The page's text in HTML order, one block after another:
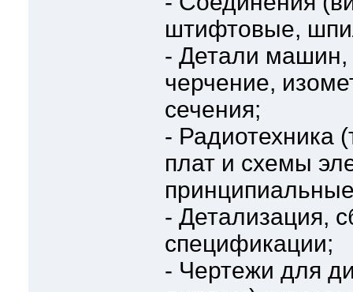
штифтовые,
- Детали машин,
черчение,
сечения;
- Радиотехника
плат и схемы
- Детализация,
спецификации;
- Чертежи для